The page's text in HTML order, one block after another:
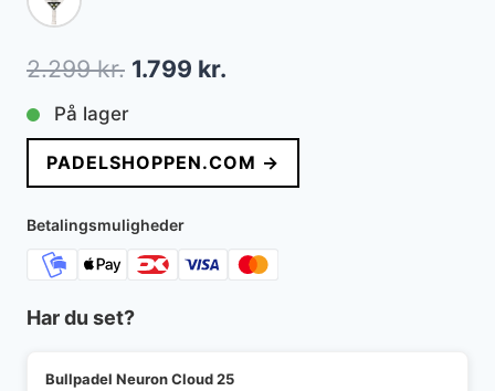
2.299kr. Den
pris
var:
2.299 kr..
1.799 kr.
pris
er:
På lager
PADELSHOPPEN.COM →
Betalingsmuligheder
Har du set?
Bullpadel Neuron Cloud 25